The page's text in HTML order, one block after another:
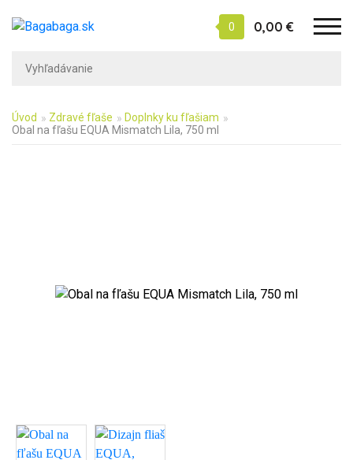
0 0,00 €
Úvod Zdravé fľaše
Doplnky ku fľašiam
Obal na fľašu EQUA Mismatch Lila, 750 ml